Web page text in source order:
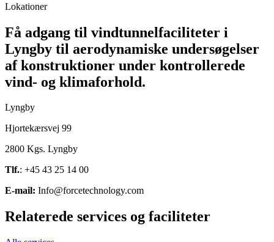
Lokationer
Få adgang til vindtunnelfaciliteter i
Lyngby til aerodynamiske undersøgelser
af konstruktioner under kontrollerede
vind- og klimaforhold.
Lyngby
Hjortekærsvej 99
2800 Kgs. Lyngby
Tlf.: +45 43 25 14 00
E-mail: Info@forcetechnology.com
Relaterede services og faciliteter